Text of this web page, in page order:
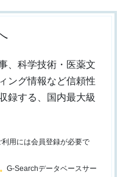
、科学技術・医薬文
ング情報など信頼性
録する、国内最大級
用には会員登録が必要で
G-Searchデータベースサー